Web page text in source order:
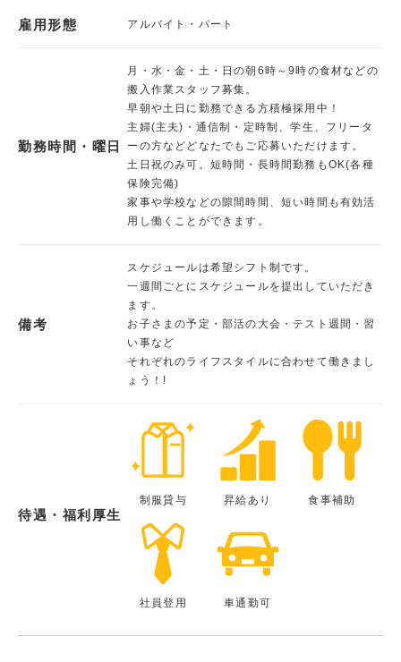
雇用形態 アルバイト・パート
勤務時間・曜日
月・水・金・土・日の朝6時～9時の食材などの
搬入作業スタッフ募集。
早朝や土日に勤務できる方積極採用中！
主婦(主夫)・通信制・定時制、学生、フリータ
ーの方などどなたでもご応募いただけます。
土日祝のみ可。短時間・長時間勤務もOK(各種
保険完備)
家事や学校などの隙間時間、短い時間も有効活
用し働くことができます。
備考
スケジュールは希望シフト制です。
一週間ごとにスケジュールを提出していただき
ます。
お子さまの予定・部活の大会・テスト週間・習
い事など
それぞれのライフスタイルに合わせて働きまし
ょう！!
待遇・福利厚生
制服貸与 昇給あり 食事補助
社員登用 車通勤可